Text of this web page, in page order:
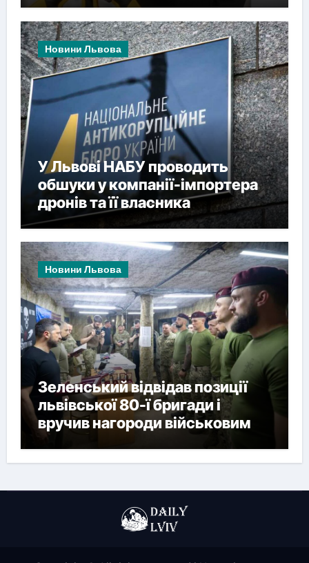
Новини Львова
У Львові НАБУ проводить
обшуки у компанії-імпортера
дронів та її власника
Новини Львова
Зеленський відвідав позиції
львівської 80-ї бригади і
вручив нагороди військовим